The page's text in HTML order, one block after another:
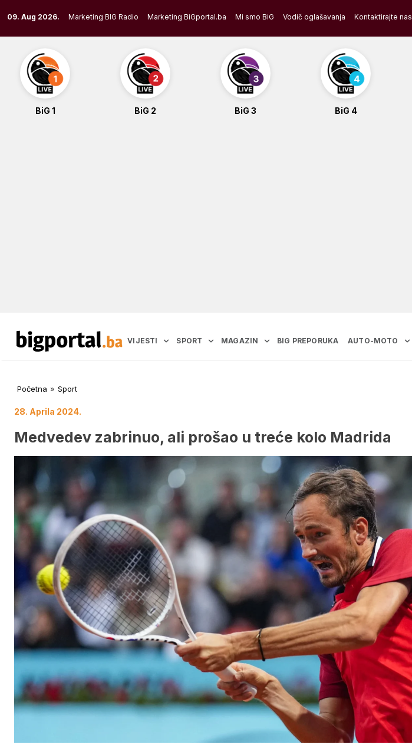
to
content
09. Aug 2026. Marketing BIG Radio Marketing BiGportal.ba Mi smo BiG Vodič oglašavanja Kontaktirajte nas
BiG 1 BiG 2 BiG 3 BiG 4
VIJESTI SPORT MAGAZIN BIG PREPORUKA AUTO-MOTO
Početna » Sport
28. Aprila 2024.
Medvedev zabrinuo, ali prošao u treće kolo Madrida